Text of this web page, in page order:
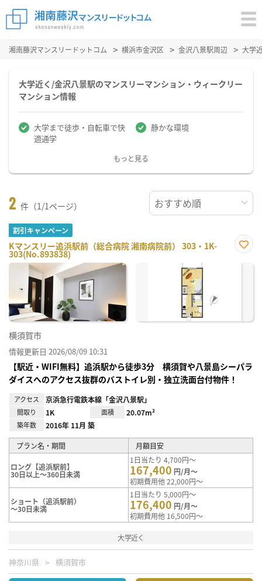
湘南藤沢マンスリードットコム 横浜市金沢区 金沢八景駅周辺 大学
大学近く/金沢八景駅のマンスリーマンション・ウィークリー
マンション情報
大学まで徒歩・自転車で快
適通学
静かな環境
もっと見る
2 件（1/1ページ）
割引キャンペーン
Kマンスリー追浜駅前（総合病院 湘南病院前） 303・1K-
303(No.893838)
に入
横須賀市
情報更新日 2026/08/09 10:31
【駅近・WIFI無料】追浜駅から徒歩3分 横須賀や八景島シーパラ
ダイスへのアクセス抜群のバストイレ別・独立洗面台付物件！
アクセス 京浜急行電鉄本線「金沢八景駅」
間取り 1K 面積 20.07m²
築年数 2016年 11月 築
プラン名・期間 月額目安
ロング【追浜駅前】
30日以上～360日未満
1日当たり 4,700円～
167,400 円/月～
初期費用他 22,000円～
ショート（追浜駅前）
～30日未満
1日当たり 5,000円～
176,400 円/月～
初期費用他 16,500円～
大学近く
神奈川県 横須賀市